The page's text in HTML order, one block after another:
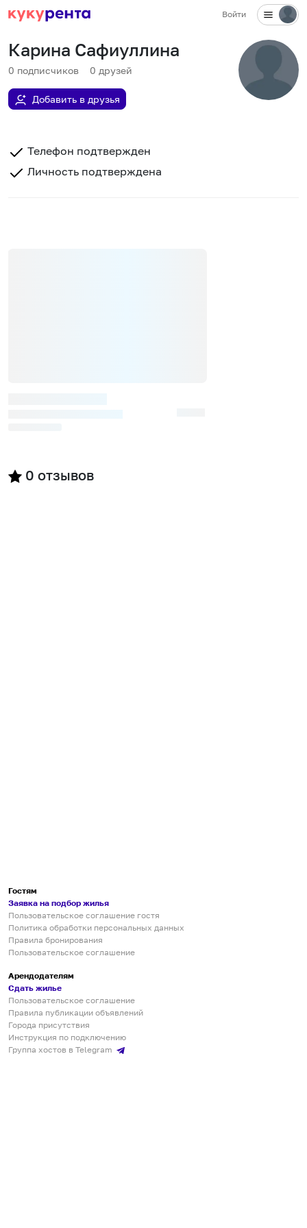
Войти
Карина Сафиуллина
0 подписчиков 0 друзей
Добавить в друзья
Телефон подтвержден
Личность подтверждена
0 отзывов
Гостям
Заявка на подбор жилья
Пользовательское соглашение гостя
Политика обработки персональных данных
Правила бронирования
Пользовательское соглашение
Арендодателям
Сдать жилье
Пользовательское соглашение
Правила публикации объявлений
Города присутствия
Инструкция по подключению
Группа хостов в Telegram